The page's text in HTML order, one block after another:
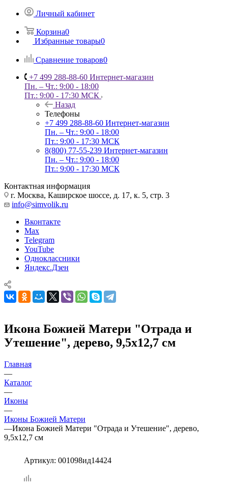
Личный кабинет
Корзина0
Избранные товары0
Сравнение товаров0
+7 499 288-88-60 Интернет-магазин
Пн. – Чт.: 9:00 - 18:00
Пт.: 9:00 - 17:30 МСК
Назад
Телефоны
+7 499 288-88-60 Интернет-магазин
Пн. – Чт.: 9:00 - 18:00
Пт.: 9:00 - 17:30 МСК
8(800) 77-55-239 Интернет-магазин
Пн. – Чт.: 9:00 - 18:00
Пт.: 9:00 - 17:30 МСК
Контактная информация
г. Москва, Каширское шоссе, д. 17, к. 5, стр. 3
info@simvolik.ru
Вконтакте
Max
Telegram
YouTube
Одноклассники
Яндекс.Дзен
Икона Божией Матери "Отрада и
Утешение", дерево, 9,5х12,7 см
Главная
—
Каталог
—
Иконы
—
Иконы Божией Матери
—Икона Божией Матери "Отрада и Утешение", дерево,
9,5х12,7 см
Артикул: 001098ид14424